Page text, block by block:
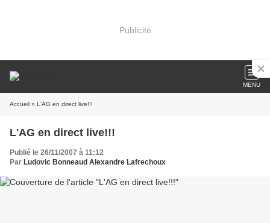
Publicité
MENU
Accueil » L'AG en direct live!!!
L'AG en direct live!!!
Publié le 26/11/2007 à 11:12
Par Ludovic Bonneaud Alexandre Lafrechoux